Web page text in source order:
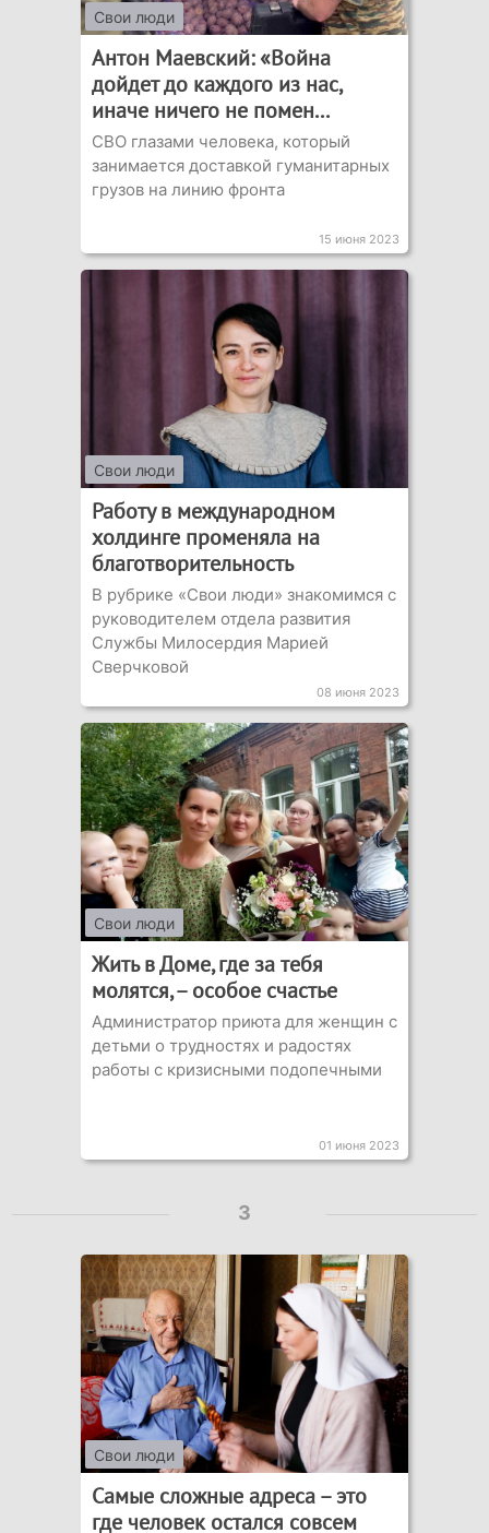
Свои люди
Антон Маевский: «Война
дойдет до каждого из нас,
иначе ничего не помен...
СВО глазами человека, который
занимается доставкой гуманитарных
грузов на линию фронта
15 июня 2023
Свои люди
Работу в международном
холдинге променяла на
благотворительность
В рубрике «Свои люди» знакомимся с
руководителем отдела развития
Службы Милосердия Марией
Сверчковой
08 июня 2023
Свои люди
Жить в Доме, где за тебя
молятся, – особое счастье
Администратор приюта для женщин с
детьми о трудностях и радостях
работы с кризисными подопечными
01 июня 2023
3
Свои люди
Самые сложные адреса – это
где человек остался совсем